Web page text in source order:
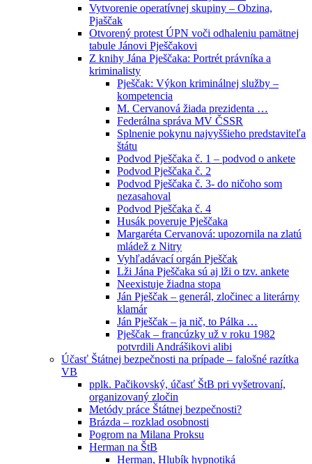
Vytvorenie operatívnej skupiny – Obzina,
Pjaščak
Otvorený protest ÚPN voči odhaleniu pamätnej
tabule Jánovi Pješčakovi
Z knihy Jána Pješčaka: Portrét právníka a
kriminalisty
Pješčak: Výkon kriminálnej služby –
kompetencia
M. Cervanová žiada prezidenta …
Federálna správa MV ČSSR
Splnenie pokynu najvyššieho predstaviteľa
štátu
Podvod Pješčaka č. 1 – podvod o ankete
Podvod Pješčaka č. 2
Podvod Pješčaka č. 3- do ničoho som
nezasahoval
Podvod Pješčaka č. 4
Husák poveruje Pješčaka
Margaréta Cervanová: upozornila na zlatú
mládež z Nitry
Vyhľadávací orgán Pješčak
Lži Jána Pješčaka sú aj lži o tzv. ankete
Neexistuje žiadna stopa
Ján Pješčak – generál, zločinec a literárny
klamár
Ján Pješčak – ja nič, to Pálka …
Pješčak – francúzky už v roku 1982
potvrdili Andrášikovi alibi
Účasť Štátnej bezpečnosti na prípade – falošné razítka
VB
pplk. Pačikovský, účasť ŠtB pri vyšetrovaní,
organizovaný zločin
Metódy práce Štátnej bezpečnosti?
Brázda – rozklad osobnosti
Pogrom na Milana Proksu
Herman na ŠtB
Herman, Hlubík hypnotiká